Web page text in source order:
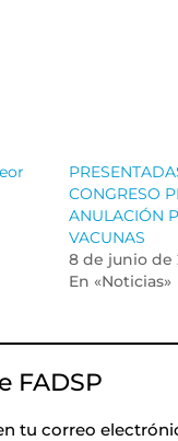
CONGRESO
ANULACIÓN
VACUNAS
8 de junio de
En «Noticias»
FADSP
tu correo